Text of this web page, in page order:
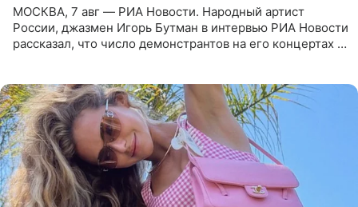
МОСКВА, 7 авг — РИА Новости. Народный артист
России, джазмен Игорь Бутман в интервью РИА Новости
рассказал, что число демонстрантов на его концертах в